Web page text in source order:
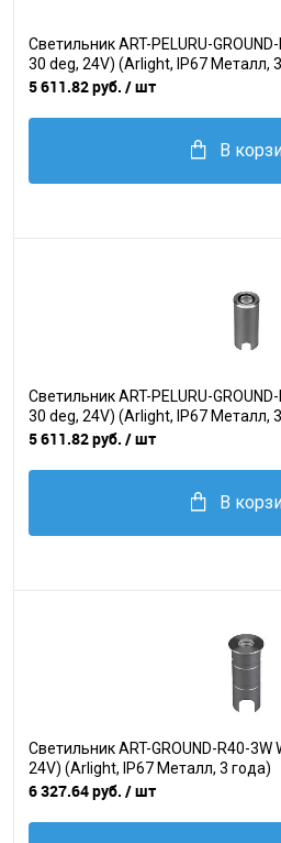
Светильник ART-PELURU-
30 deg, 24V) (Arlight, IP67 Металл,
5 611.82 руб. / шт
В
Светильник ART-PELURU-
30 deg, 24V) (Arlight, IP67 Металл,
5 611.82 руб. / шт
В
Светильник ART-GROUND-R40-3W
24V) (Arlight, IP67 Металл, 3 года)
6 327.64 руб. / шт